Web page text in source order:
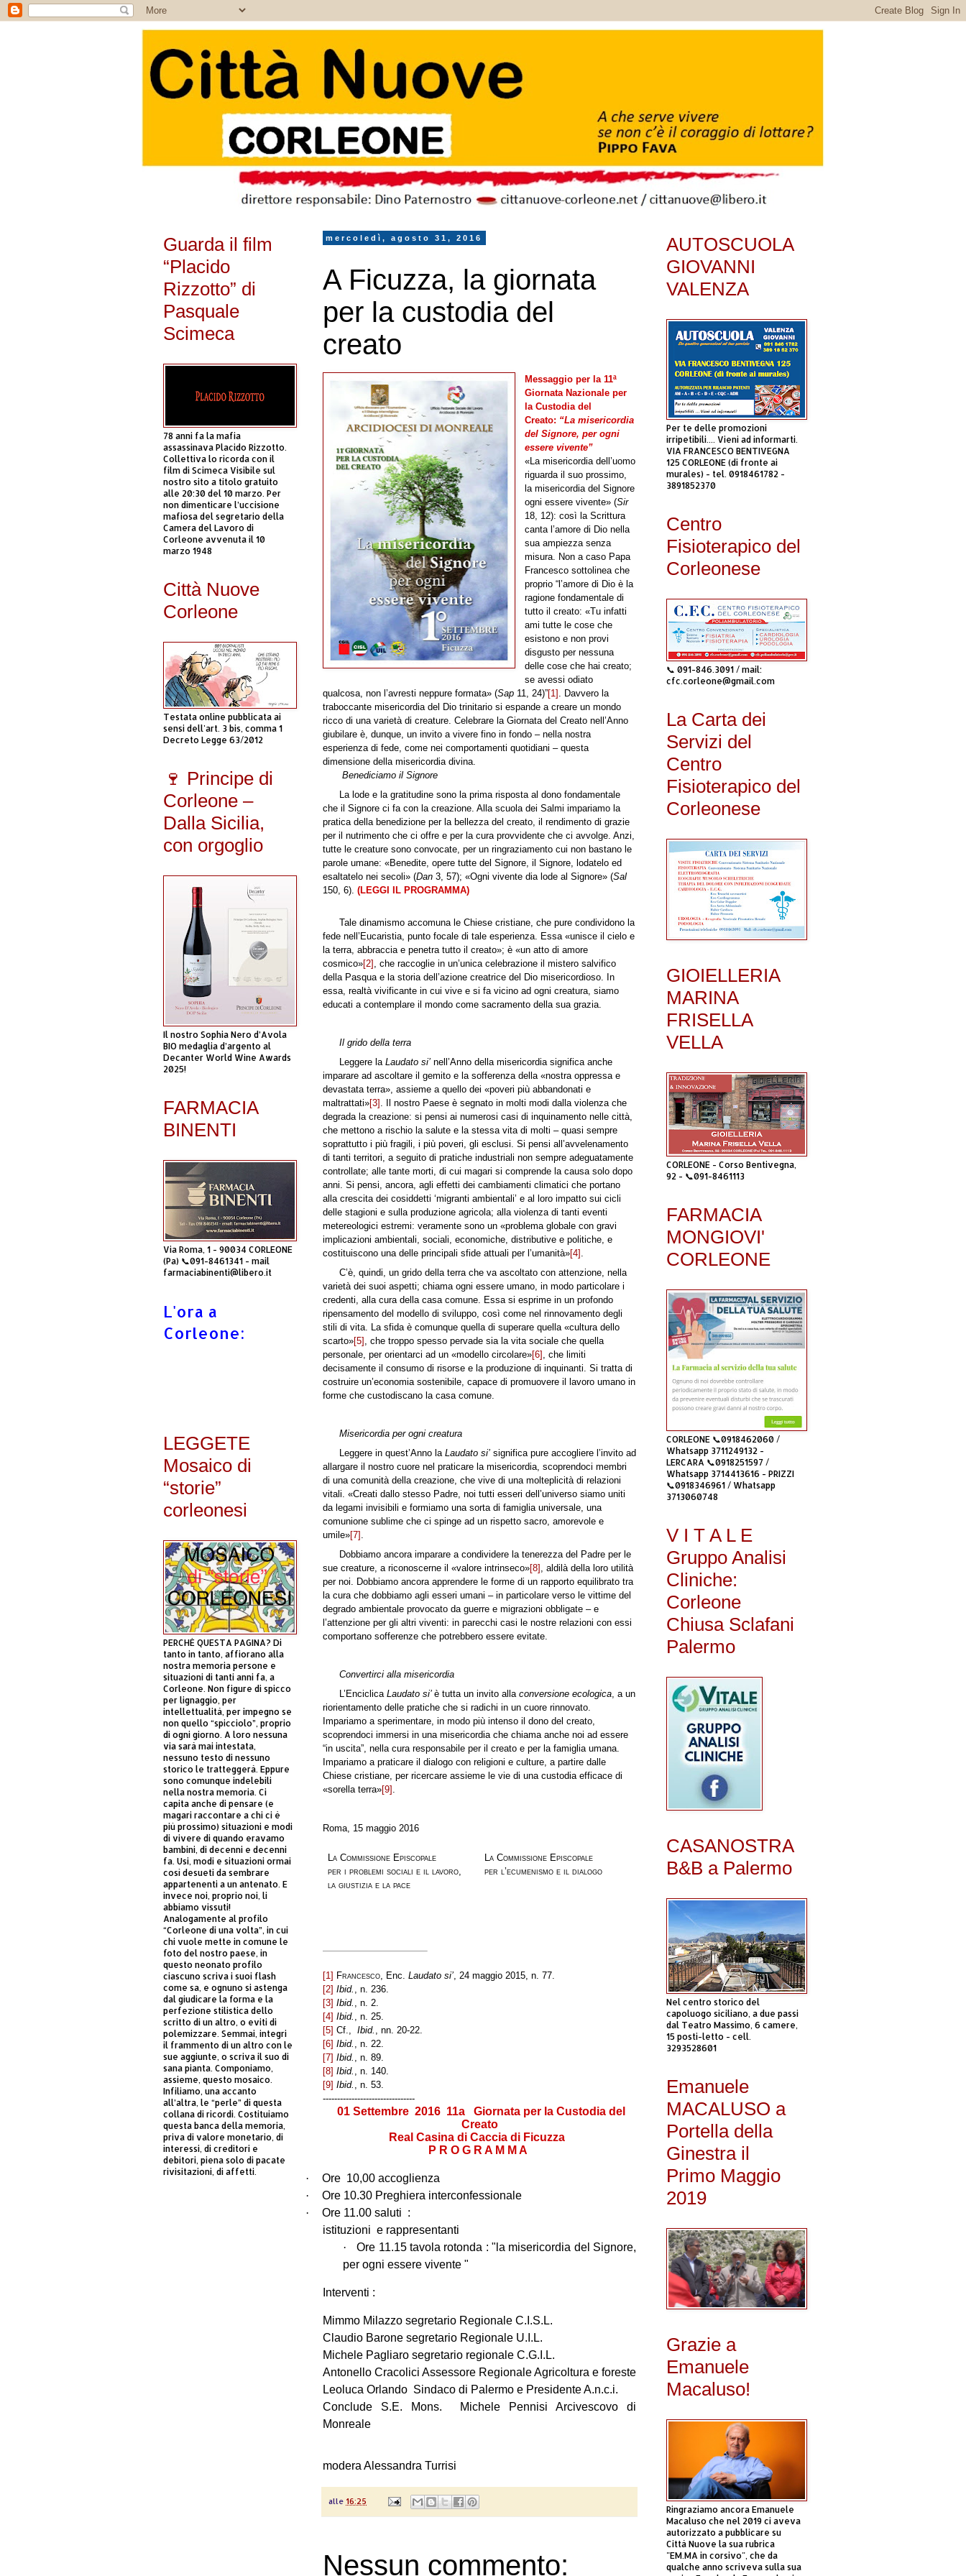
mercoledì, agosto 31, 2016
A Ficuzza, la giornata
per la custodia del
creato
Messaggio per la 11ª
Giornata Nazionale per
la Custodia del
Creato: “La misericordia
del Signore, per ogni
essere vivente”
«La misericordia dell’uomo
riguarda il suo prossimo,
la misericordia del Signore
ogni essere vivente» (Sir
18, 12): così la Scrittura
canta l’amore di Dio nella
sua ampiezza senza
misura. Non a caso Papa
Francesco sottolinea che
proprio “ l’amore di Dio è la
ragione fondamentale di
tutto il creato: «Tu infatti
ami tutte le cose che
esistono e non provi
disgusto per nessuna
delle cose che hai creato;
se avessi odiato
qualcosa, non l’avresti neppure formata» (Sap 11, 24)”[1] . Davvero la
traboccante misericordia del Dio trinitario si espande a creare un mondo
ricco di una varietà di creature. Celebrare la Giornata del Creato nell’Anno
giubilare è, dunque, un invito a vivere fino in fondo – nella nostra
esperienza di fede, come nei comportamenti quotidiani – questa
dimensione della misericordia divina.
Benediciamo il Signore
La lode e la gratitudine sono la prima risposta al dono fondamentale
che il Signore ci fa con la creazione. Alla scuola dei Salmi impariamo la
pratica della benedizione per la bellezza del creato, il rendimento di grazie
per il nutrimento che ci offre e per la cura provvidente che ci avvolge. Anzi,
tutte le creature sono convocate, per un ringraziamento cui non bastano le
parole umane: «Benedite, opere tutte del Signore, il Signore, lodatelo ed
esaltatelo nei secoli» (Dan 3, 57); «Ogni vivente dia lode al Signore» (Sal
150, 6). (LEGGI IL PROGRAMMA)
Tale dinamismo accomuna le Chiese cristiane, che pure condividono la
fede nell’Eucaristia, punto focale di tale esperienza. Essa «unisce il cielo e
la terra, abbraccia e penetra tutto il creato»; è «un atto di amore
cosmico»[2] , che raccoglie in un’unica celebrazione il mistero salvifico
della Pasqua e la storia dell’azione creatrice del Dio misericordioso. In
essa, realtà vivificante in cui vive e si fa vicino ad ogni creatura, siamo
educati a contemplare il mondo come sacramento della sua grazia.
Il grido della terra
Leggere la Laudato si’nell’Anno della misericordia significa anche
imparare ad ascoltare il gemito e la sofferenza della «nostra oppressa e
devastata terra», assieme a quello dei «poveri più abbandonati e
maltrattati»[3] . Il nostro Paese è segnato in molti modi dalla violenza che
degrada la creazione: si pensi ai numerosi casi di inquinamento nelle città,
che mettono a rischio la salute e la stessa vita di molti – quasi sempre
soprattutto i più fragili, i più poveri, gli esclusi. Si pensi all’avvelenamento
di tanti territori, a seguito di pratiche industriali non sempre adeguatamente
controllate; alle tante morti, di cui magari si comprende la causa solo dopo
anni. Si pensi, ancora, agli effetti dei cambiamenti climatici che portano
alla crescita dei cosiddetti ‘migranti ambientali’ e al loro impatto sui cicli
delle stagioni e sulla produzione agricola; alla violenza di tanti eventi
metereologici estremi: veramente sono un «problema globale con gravi
implicazioni ambientali, sociali, economiche, distributive e politiche, e
costituiscono una delle principali sfide attuali per l’umanità»[4] .
C’è, quindi, un grido della terra che va ascoltato con attenzione, nella
varietà dei suoi aspetti; chiama ogni essere umano, in modo particolare i
credenti, alla cura della casa comune. Essa si esprime in un profondo
ripensamento del modello di sviluppo, così come nel rinnovamento degli
stili di vita. La sfida è comunque quella di superare quella «cultura dello
scarto»[5] , che troppo spesso pervade sia la vita sociale che quella
personale, per orientarci ad un «modello circolare»[6] , che limiti
decisamente il consumo di risorse e la produzione di inquinanti. Si tratta di
costruire un’economia sostenibile, capace di promuovere il lavoro umano in
forme che custodiscano la casa comune.
Misericordia per ogni creatura
Leggere in quest’Anno la Laudato si’significa pure accogliere l’invito ad
allargare il nostro cuore nel praticare la misericordia, scoprendoci membri
di una comunità della creazione, che vive di una molteplicità di relazioni
vitali. «Creati dallo stesso Padre, noi tutti esseri dell’universo siamo uniti
da legami invisibili e formiamo una sorta di famiglia universale, una
comunione sublime che ci spinge ad un rispetto sacro, amorevole e
umile»[7] .
Dobbiamo ancora imparare a condividere la tenerezza del Padre per le
sue creature, a riconoscerne il «valore intrinseco»[8] , aldilà della loro utilità
per noi. Dobbiamo ancora apprendere le forme di un rapporto equilibrato tra
la cura che dobbiamo agli esseri umani – in particolare verso le vittime del
degrado ambientale provocato da guerre e migrazioni obbligate – e
l’attenzione per gli altri viventi: in parecchi casi le nostre relazioni con essi
comportano sofferenze che potrebbero essere evitate.
Convertirci alla misericordia
L’Enciclica Laudato si’ è tutta un invito alla conversione ecologica, a un
riorientamento delle pratiche che si radichi in un cuore rinnovato.
Impariamo a sperimentare, in modo più intenso il dono del creato,
scoprendoci immersi in una misericordia che chiama anche noi ad essere
“in uscita”, nella cura responsabile per il creato e per la famiglia umana.
Impariamo a praticare il dialogo con religioni e culture, a partire dalle
Chiese cristiane, per ricercare assieme le vie di una custodia efficace di
«sorella terra»[9] .
Roma, 15 maggio 2016
La Commissione Episcopale
per i problemi sociali e il lavoro,
la giustizia e la pace
La Commissione Episcopale
per l’ecumenismo e il dialogo
[1] Francesco, Enc. Laudato si’, 24 maggio 2015, n. 77.
[2] Ibid. , n. 236.
[3] Ibid. , n. 2.
[4] Ibid. , n. 25.
[5] Cf., Ibid. , nn. 20-22.
[6] Ibid. , n. 22.
[7] Ibid. , n. 89.
[8] Ibid. , n. 140.
[9] Ibid. , n. 53.
--------------------------------
01 Settembre 2016 11a Giornata per la Custodia del
Creato
Real Casina di Caccia di Ficuzza
P R O G R A M M A
·
Ore 10,00 accoglienza
·
Ore 10.30 Preghiera interconfessionale
·
Ore 11.00 saluti :
istituzioni e rappresentanti
·
Ore 11.15 tavola rotonda : "la misericordia del Signore,
per ogni essere vivente "
Interventi :
Mimmo Milazzo segretario Regionale C.I.S.L.
Claudio Barone segretario Regionale U.I.L.
Michele Pagliaro segretario regionale C.G.I.L.
Antonello Cracolici Assessore Regionale Agricoltura e foreste
Leoluca Orlando Sindaco di Palermo e Presidente A.n.c.i.
Conclude S.E. Mons. Michele Pennisi Arcivescovo di
Monreale
modera Alessandra Turrisi
alle 16:25
Nessun commento:
Guarda il film
“Placido
Rizzotto” di
Pasquale
Scimeca
78 anni fa la mafia
assassinava Placido Rizzotto.
Collettiva lo ricorda con il
film di Scimeca Visibile sul
nostro sito a titolo gratuito
alle 20:30 del 10 marzo. Per
non dimenticare l’uccisione
mafiosa del segretario della
Camera del Lavoro di
Corleone avvenuta il 10
marzo 1948
Città Nuove
Corleone
Testata online pubblicata ai
sensi dell'art. 3 bis, comma 1
Decreto Legge 63/2012
🍷 Principe di
Corleone –
Dalla Sicilia,
con orgoglio
Il nostro Sophia Nero d’Avola
BIO medaglia d’argento al
Decanter World Wine Awards
2025!
FARMACIA
BINENTI
Via Roma, 1 - 90034 CORLEONE
(Pa) 📞091-8461341 - mail
farmaciabinenti@libero.it
L'ora a
Corleone:
LEGGETE
Mosaico di
“storie”
corleonesi
PERCHÈ QUESTA PAGINA? Di
tanto in tanto, affiorano alla
nostra memoria persone e
situazioni di tanti anni fa, a
Corleone. Non figure di spicco
per lignaggio, per
intellettualità, per impegno se
non quello “spicciolo”, proprio
di ogni giorno. A loro nessuna
via sarà mai intestata,
nessuno testo di nessuno
storico le tratteggerà. Eppure
sono comunque indelebili
nella nostra memoria. Ci
capita anche di pensare (e
magari raccontare a chi ci è
più prossimo) situazioni e modi
di vivere di quando eravamo
bambini, di decenni e decenni
fa. Usi, modi e situazioni ormai
così desueti da sembrare
appartenenti a un antenato. E
invece noi, proprio noi, li
abbiamo vissuti!
Analogamente al profilo
“Corleone di una volta”, in cui
chi vuole mette in comune le
foto del nostro paese, in
questo neonato profilo
ciascuno scriva i suoi flash
come sa, e ognuno si astenga
dal giudicare la forma e la
perfezione stilistica dello
scritto di un altro, o eviti di
polemizzare. Semmai, integri
il frammento di un altro con le
sue aggiunte, o scriva il suo di
sana pianta. Componiamo,
assieme, questo mosaico.
Infiliamo, una accanto
all’altra, le “perle” di questa
collana di ricordi. Costituiamo
questa banca della memoria,
priva di valore monetario, di
interessi, di creditori e
debitori, piena solo di pacate
rivisitazioni, di affetti.
AUTOSCUOLA
GIOVANNI
VALENZA
Per te delle promozioni
irripetibili.... Vieni ad informarti.
VIA FRANCESCO BENTIVEGNA
125 CORLEONE (di fronte ai
murales) - tel. 0918461782 -
3891852370
Centro
Fisioterapico del
Corleonese
📞 091-846.3091 / mail:
cfc.corleone@gmail.com
La Carta dei
Servizi del
Centro
Fisioterapico del
Corleonese
GIOIELLERIA
MARINA
FRISELLA
VELLA
CORLEONE - Corso Bentivegna,
92 - 📞091-8461113
FARMACIA
MONGIOVI'
CORLEONE
CORLEONE 📞0918462060 /
Whatsapp 3711249132 -
LERCARA 📞0918251597 /
Whatsapp 3714413616 - PRIZZI
📞0918346961 / Whatsapp
3713060748
V I T A L E
Gruppo Analisi
Cliniche:
Corleone
Chiusa Sclafani
Palermo
CASANOSTRA
B&B a Palermo
Nel centro storico del
capoluogo siciliano, a due passi
dal Teatro Massimo, 6 camere,
15 posti-letto - cell.
3293528601
Emanuele
MACALUSO a
Portella della
Ginestra il
Primo Maggio
2019
Grazie a
Emanuele
Macaluso!
Ringraziamo ancora Emanuele
Macaluso che nel 2019 ci aveva
autorizzato a pubblicare su
Città Nuove la sua rubrica
"EM.MA in corsivo", che da
qualche anno scriveva sulla sua